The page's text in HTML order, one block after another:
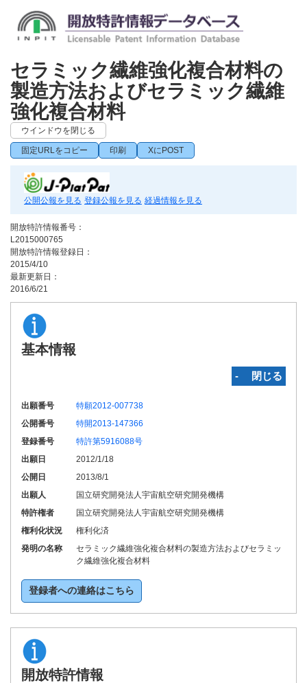
セラミック繊維強化複合材料の
製造方法およびセラミック繊維
強化複合材料
ウインドウを閉じる
固定URLをコピー 印刷 XにPOST
公開公報を見る 登録公報を見る 経過情報を見る
開放特許情報番号：
L2015000765
開放特許情報登録日：
2015/4/10
最新更新日：
2016/6/21
基本情報
‐ 閉じる
出願番号
特願2012-007738
公開番号
特開2013-147366
登録番号
特許第5916088号
出願日
2012/1/18
公開日
2013/8/1
出願人
国立研究開発法人宇宙航空研究開発機構
特許権者
国立研究開発法人宇宙航空研究開発機構
権利化状況
権利化済
発明の名称
セラミック繊維強化複合材料の製造方法およびセラミッ
ク繊維強化複合材料
登録者への連絡はこちら
開放特許情報